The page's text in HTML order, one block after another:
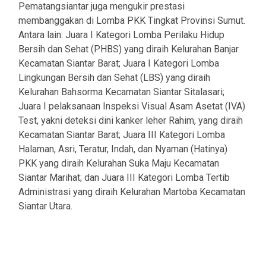
Pematangsiantar juga mengukir prestasi
membanggakan di Lomba PKK Tingkat Provinsi Sumut.
Antara lain: Juara I Kategori Lomba Perilaku Hidup
Bersih dan Sehat (PHBS) yang diraih Kelurahan Banjar
Kecamatan Siantar Barat; Juara I Kategori Lomba
Lingkungan Bersih dan Sehat (LBS) yang diraih
Kelurahan Bahsorma Kecamatan Siantar Sitalasari;
Juara I pelaksanaan Inspeksi Visual Asam Asetat (IVA)
Test, yakni deteksi dini kanker leher Rahim, yang diraih
Kecamatan Siantar Barat; Juara III Kategori Lomba
Halaman, Asri, Teratur, Indah, dan Nyaman (Hatinya)
PKK yang diraih Kelurahan Suka Maju Kecamatan
Siantar Marihat; dan Juara III Kategori Lomba Tertib
Administrasi yang diraih Kelurahan Martoba Kecamatan
Siantar Utara.